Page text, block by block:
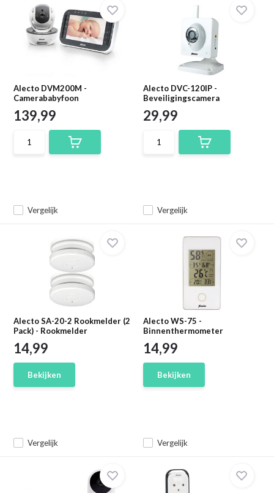
Alecto DVM200M -
Camerababyfoon
Vergelijk
139,99
Alecto DVC-120IP -
Beveiligingscamera
Vergelijk
29,99
Alecto SA-20-2 Rookmelder (2
Pack) - Rookmelder
Vergelijk
14,99
Bekijken
Alecto WS-75 -
Binnenthermometer
Vergelijk
14,99
Bekijken